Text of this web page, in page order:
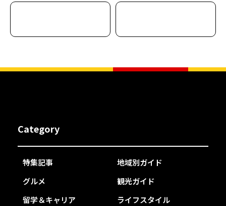
Category
特集記事
地域別ガイド
グルメ
観光ガイド
留学＆キャリア
ライフスタイル